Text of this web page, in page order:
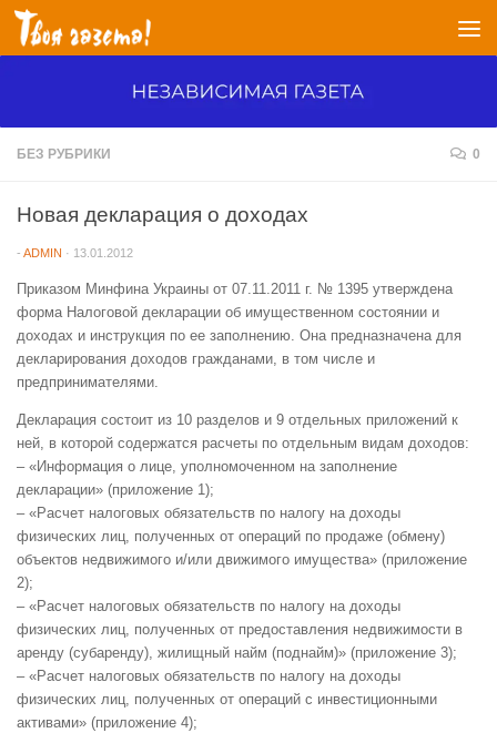
Перейти к содержимому
БЕЗ РУБРИКИ 0
Новая декларация о доходах
- ADMIN · 13.01.2012
Приказом Минфина Украины от 07.11.2011 г. № 1395 утверждена
форма Налоговой декларации об имущественном состоянии и
доходах и инструкция по ее заполнению. Она предназначена для
декларирования доходов гражданами, в том числе и
предпринимателями.
Декларация состоит из 10 разделов и 9 отдельных приложений к
ней, в которой содержатся расчеты по отдельным видам доходов:
– «Информация о лице, уполномоченном на заполнение
декларации» (приложение 1);
– «Расчет налоговых обязательств по налогу на доходы
физических лиц, полученных от операций по продаже (обмену)
объектов недвижимого и/или движимого имущества» (приложение
2);
– «Расчет налоговых обязательств по налогу на доходы
физических лиц, полученных от предоставления недвижимости в
аренду (субаренду), жилищный найм (поднайм)» (приложение 3);
– «Расчет налоговых обязательств по налогу на доходы
физических лиц, полученных от операций с инвестиционными
активами» (приложение 4);